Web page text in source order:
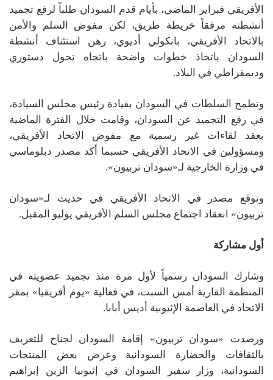
الأفريقي فبراير الماضي، بأيام قدم السودان طلباً لرفع تجميد
أنشطته مرفقاً خريطة طريق، لكن مفوض السلم والأمن
بالاتحاد الأفريقي، بانكولي أديوي، رهن استئناف أنشطة
السودان باتخاذ خطوات واضحة باتجاه تحول دستوري
وديمقراطي في البلاد.
وتطمح السلطات في السودان بقيادة رئيس مجلس السيادة،
في رفع التجميد عن السودان، وقامت خلال الفترة الماضية
بعقد لقاءات غير رسمية مع مفوض الاتحاد الأفريقي،
ومسؤولين في الاتحاد الأفريقي حسبما أكد مصدر دبلوماسي
في وزارة الخارجية لـ«سودان تربيون».
وتوقع مصدر في الاتحاد الأفريقي في حديث لـ«سودان
تربيون» انعقاد اجتماع مجلس السلم الأفريقي يوليو المقبل.
أول مشاركة
وشارك السودان رسمياً لأول مرة منذ تجميد عضويته في
المنظمة القارية أمس السبت، في فعالية «يوم أفريقيا» بمقر
الاتحاد في العاصمة الإثيوبية أديس أبابا.
ورصدت «سودان تربيون» إقامة السودان لجناح للتعريف
بالثقافات والحضارة السودانية وعرض بعض المنتجات
السودانية، وزار سفير السودان في إثيوبيا الزين إبراهيم